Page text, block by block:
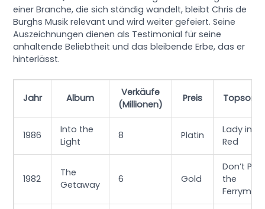
einer Branche, die sich ständig wandelt, bleibt Chris de
Burghs Musik relevant und wird weiter gefeiert. Seine
Auszeichnungen dienen als Testimonial für seine
anhaltende Beliebtheit und das bleibende Erbe, das er
hinterlässt.
Jahr Album
Verkäufe
(Millionen)
Preis Topsong
1986
Into the
Light
8 Platin
Lady in
Red
1982
The
Getaway
6 Gold
Don’t Pay
the
Ferryman